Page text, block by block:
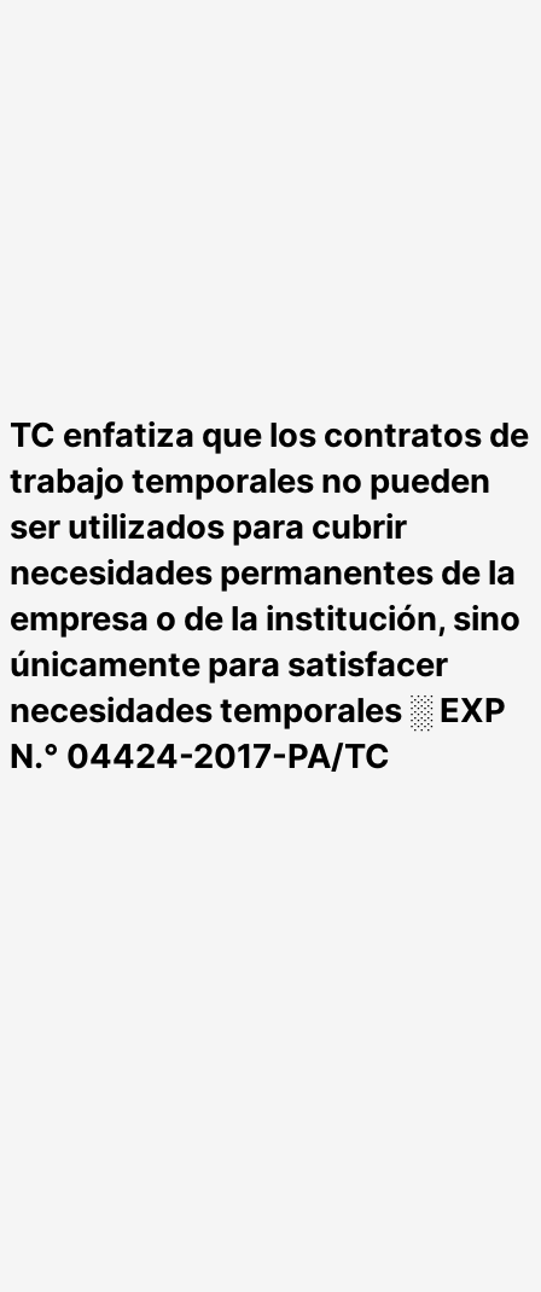
TC enfatiza que los contratos de
trabajo temporales no pueden
ser utilizados para cubrir
necesidades permanentes de la
empresa o de la institución, sino
únicamente para satisfacer
necesidades temporales ░ EXP
N.° 04424-2017-PA/TC